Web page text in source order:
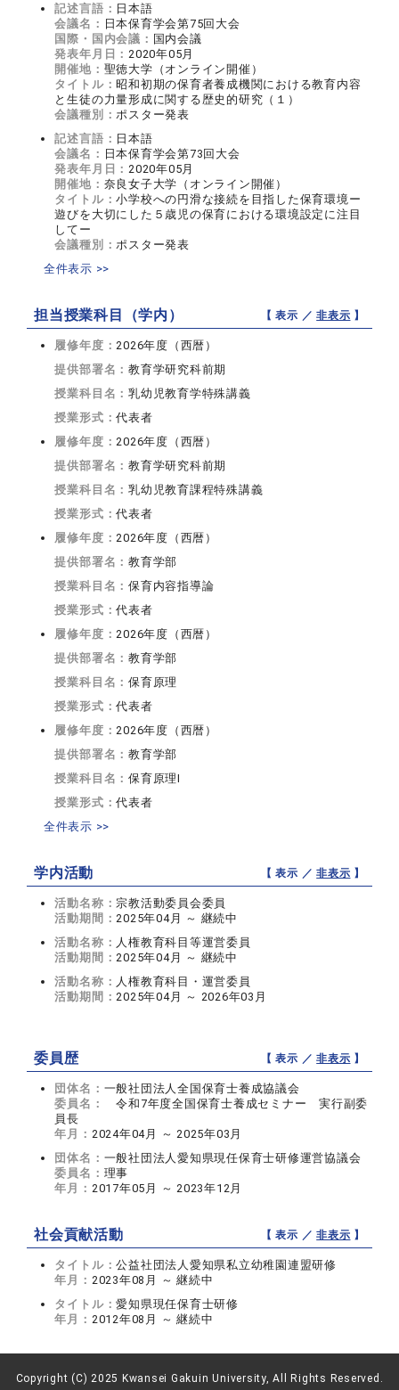
記述言語： 日本語
会議名： 日本保育学会第75回大会
国際・国内会議： 国内会議
発表年月日： 2020年05月
開催地： 聖徳大学（オンライン開催）
タイトル： 昭和初期の保育者養成機関における教育内容
と生徒の力量形成に関する歴史的研究（１）
会議種別： ポスター発表
記述言語： 日本語
会議名： 日本保育学会第73回大会
発表年月日： 2020年05月
開催地： 奈良女子大学（オンライン開催）
タイトル：小学校への円滑な接続を目指した保育環境ー
遊びを大切にした５歳児の保育における環境設定に注目
してー
会議種別： ポスター発表
全件表示 >>
担当授業科目（学内） 【 表示 ／非表示 】
履修年度： 2026年度（西暦）
提供部署名：教育学研究科前期
授業科目名：乳幼児教育学特殊講義
授業形式：代表者
履修年度： 2026年度（西暦）
提供部署名：教育学研究科前期
授業科目名：乳幼児教育課程特殊講義
授業形式：代表者
履修年度： 2026年度（西暦）
提供部署名：教育学部
授業科目名：保育内容指導論
授業形式：代表者
履修年度： 2026年度（西暦）
提供部署名：教育学部
授業科目名：保育原理
授業形式：代表者
履修年度： 2026年度（西暦）
提供部署名：教育学部
授業科目名：保育原理I
授業形式：代表者
全件表示 >>
学内活動 【 表示 ／非表示 】
活動名称： 宗教活動委員会委員
活動期間： 2025年04月 ～ 継続中
活動名称： 人権教育科目等運営委員
活動期間： 2025年04月 ～ 継続中
活動名称： 人権教育科目・運営委員
活動期間： 2025年04月 ～ 2026年03月
委員歴 【 表示 ／非表示 】
団体名： 一般社団法人全国保育士養成協議会
委員名：
令和7年度全国保育士養成セミナー 実行副委
員長
年月： 2024年04月 ～ 2025年03月
団体名： 一般社団法人愛知県現任保育士研修運営協議会
委員名： 理事
年月： 2017年05月 ～ 2023年12月
社会貢献活動 【 表示 ／非表示 】
タイトル：公益社団法人愛知県私立幼稚園連盟研修
年月： 2023年08月 ～ 継続中
タイトル：愛知県現任保育士研修
年月： 2012年08月 ～ 継続中
Copyright (C) 2025 Kwansei Gakuin University, All Rights Reserved.